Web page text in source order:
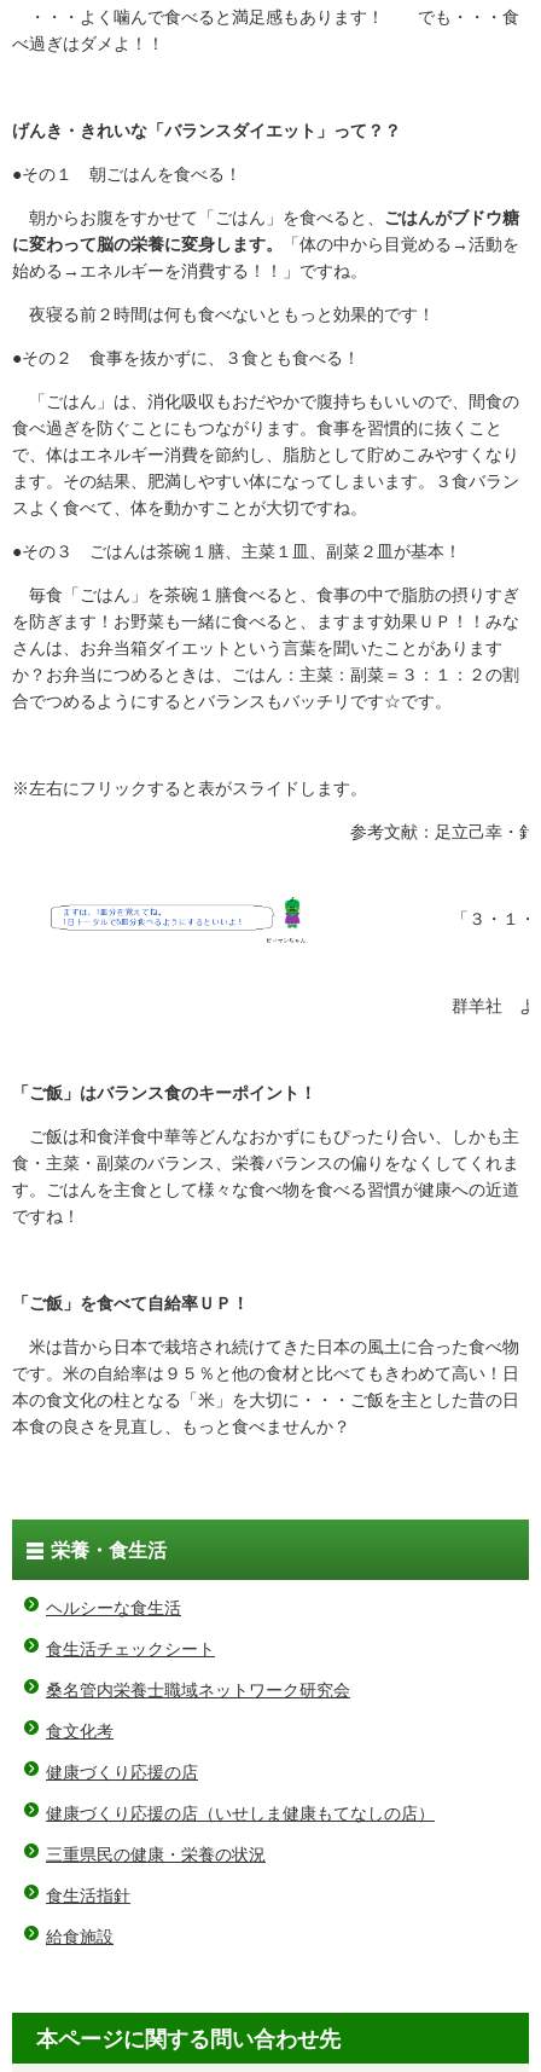
・・・よく噛んで食べると満足感もあります！ でも・・・食
べ過ぎはダメよ！！
げんき・きれいな「バランスダイエット」って？？
●その１ 朝ごはんを食べる！
朝からお腹をすかせて「ごはん」を食べると、 ごはんがブドウ糖
に変わって脳の栄養に変身します。
「体の中から目覚める→活動を
始める→エネルギーを消費する！！」ですね。
夜寝る前２時間は何も食べないともっと効果的です！
●その２ 食事を抜かずに、３食とも食べる！
「ごはん」は、消化吸収もおだやかで腹持ちもいいので、間食の
食べ過ぎを防ぐことにもつながります。食事を習慣的に抜くこと
で、体はエネルギー消費を節約し、脂肪として貯めこみやすくなり
ます。その結果、肥満しやすい体になってしまいます。３食バラン
スよく食べて、体を動かすことが大切ですね。
●その３ ごはんは茶碗１膳、主菜１皿、副菜２皿が基本！
毎食「ごはん」を茶碗１膳食べると、食事の中で脂肪の摂りすぎ
を防ぎます！お野菜も一緒に食べると、ますます効果ＵＰ！！みな
さんは、お弁当箱ダイエットという言葉を聞いたことがあります
か？お弁当につめるときは、ごはん：主菜：副菜＝３：１：２の割
合でつめるようにするとバランスもバッチリです☆です。
※左右にフリックすると表がスライドします。
参考文献：足立己幸・針
「３・１・２弁
群羊社 よ
「ご飯」はバランス食のキーポイント！
ご飯は和食洋食中華等どんなおかずにもぴったり合い、しかも主
食・主菜・副菜のバランス、栄養バランスの偏りをなくしてくれま
す。ごはんを主食として様々な食べ物を食べる習慣が健康への近道
ですね！
「ご飯」を食べて自給率ＵＰ！
米は昔から日本で栽培され続けてきた日本の風土に合った食べ物
です。米の自給率は９５％と他の食材と比べてもきわめて高い！日
本の食文化の柱となる「米」を大切に・・・ご飯を主とした昔の日
本食の良さを見直し、もっと食べませんか？
栄養・食生活
ヘルシーな食生活
食生活チェックシート
桑名管内栄養士職域ネットワーク研究会
食文化考
健康づくり応援の店
健康づくり応援の店（いせしま健康もてなしの店）
三重県民の健康・栄養の状況
食生活指針
給食施設
本ページに関する問い合わせ先